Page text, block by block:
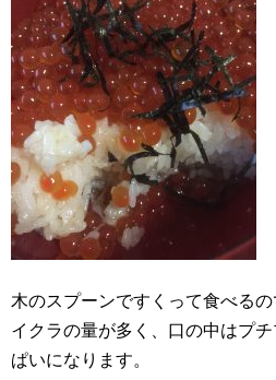
木のスプーンですくって食べる
イクラの量が多く、口の中はプ
ぱいになります。